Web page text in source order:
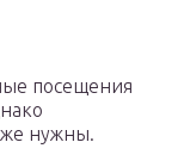
посещения
же нужны.